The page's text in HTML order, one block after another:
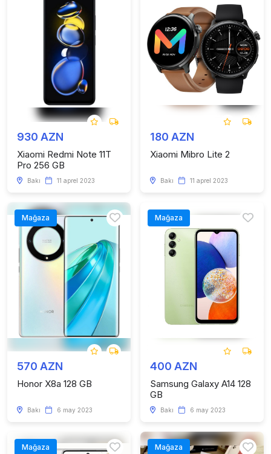
930 AZN
Xiaomi Redmi Note 11T
Pro 256 GB
Bakı 11 aprel 2023
180 AZN
Xiaomi Mibro Lite 2
Bakı 11 aprel 2023
Mağaza
570 AZN
Honor X8a 128 GB
Bakı 6 may 2023
Mağaza
400 AZN
Samsung Galaxy A14 128
GB
Bakı 6 may 2023
Mağaza Mağaza